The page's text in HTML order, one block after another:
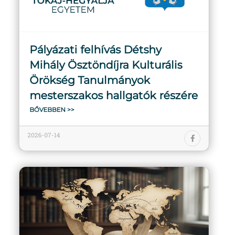
Pályázati felhívás Détshy
Mihály Ösztöndíjra Kulturális
Örökség Tanulmányok
mesterszakos hallgatók részére
BŐVEBBEN >>
2026-07-14